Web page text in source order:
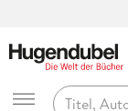
Hugendubel